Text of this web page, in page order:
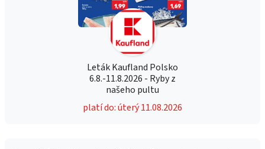
Leták Kaufland Polsko
6.8.-11.8.2026 - Ryby z
našeho pultu
platí do: úterý 11.08.2026